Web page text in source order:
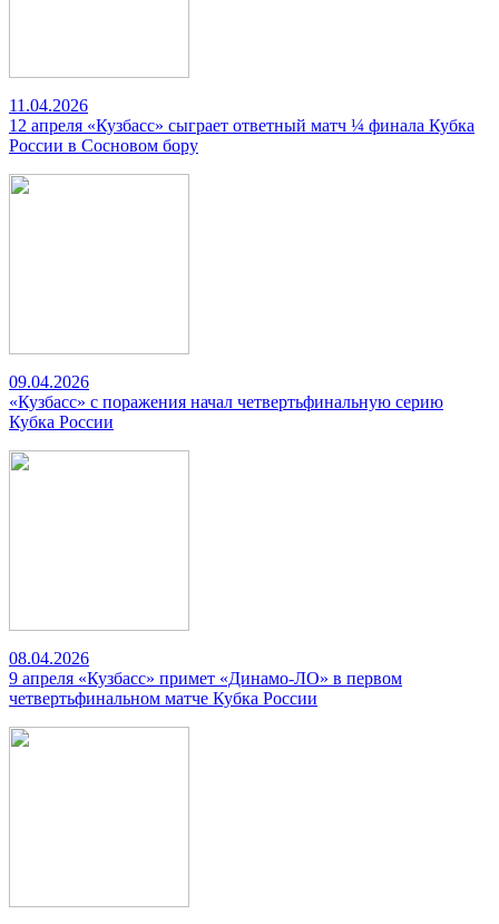
11.04.2026
12 апреля «Кузбасс» сыграет ответный матч ¼ финала Кубка
России в Сосновом бору
09.04.2026
«Кузбасс» с поражения начал четвертьфинальную серию
Кубка России
08.04.2026
9 апреля «Кузбасс» примет «Динамо-ЛО» в первом
четвертьфинальном матче Кубка России